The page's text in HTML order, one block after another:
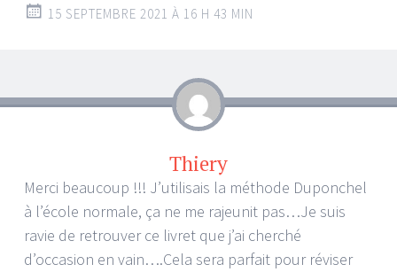
15 SEPTEMBRE 2021 À 16 H 43 MIN
Thiery
Merci beaucoup !!! J’utilisais la méthode Duponchel
à l’école normale, ça ne me rajeunit pas…Je suis
ravie de retrouver ce livret que j’ai cherché
d’occasion en vain….Cela sera parfait pour réviser